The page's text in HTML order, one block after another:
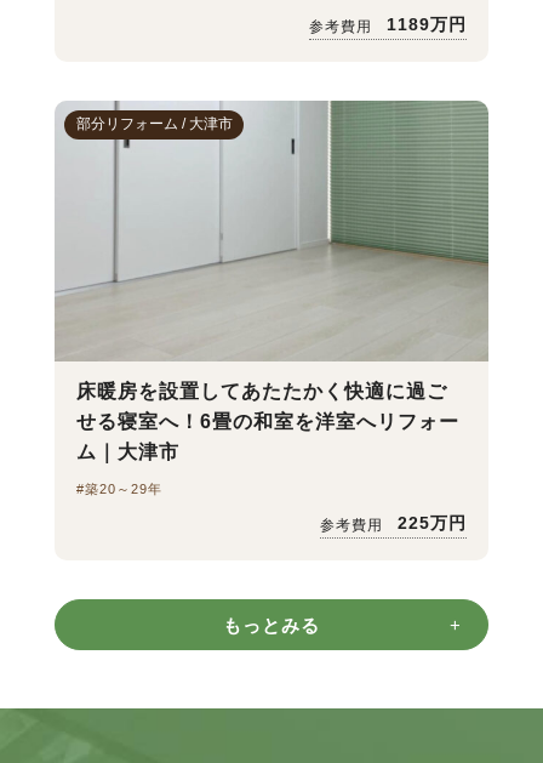
参考費用 1189万円
部分リフォーム / 大津市
床暖房を設置してあたたかく快適に過ご
せる寝室へ！6畳の和室を洋室へリフォー
ム｜大津市
#築20～29年
参考費用 225万円
もっとみる